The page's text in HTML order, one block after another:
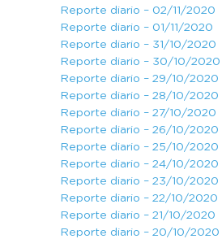
Reporte diario – 02/11/2020
Reporte diario – 01/11/2020
Reporte diario – 31/10/2020
Reporte diario – 30/10/2020
Reporte diario – 29/10/2020
Reporte diario – 28/10/2020
Reporte diario – 27/10/2020
Reporte diario – 26/10/2020
Reporte diario – 25/10/2020
Reporte diario – 24/10/2020
Reporte diario – 23/10/2020
Reporte diario – 22/10/2020
Reporte diario – 21/10/2020
Reporte diario – 20/10/2020